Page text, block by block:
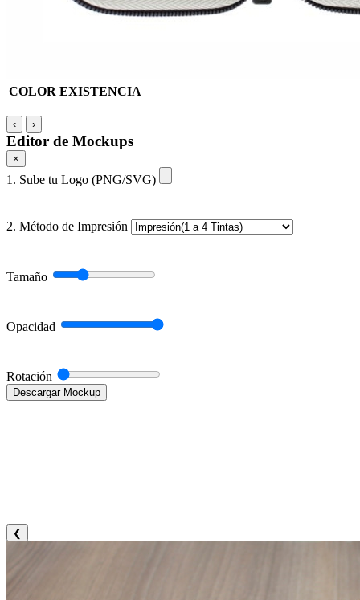
COLOR EXISTENCIA
‹ ›
Editor de Mockups
×
1. Sube tu Logo (PNG/SVG)
2. Método de Impresión
Tamaño
Opacidad
Rotación
Descargar Mockup
❮